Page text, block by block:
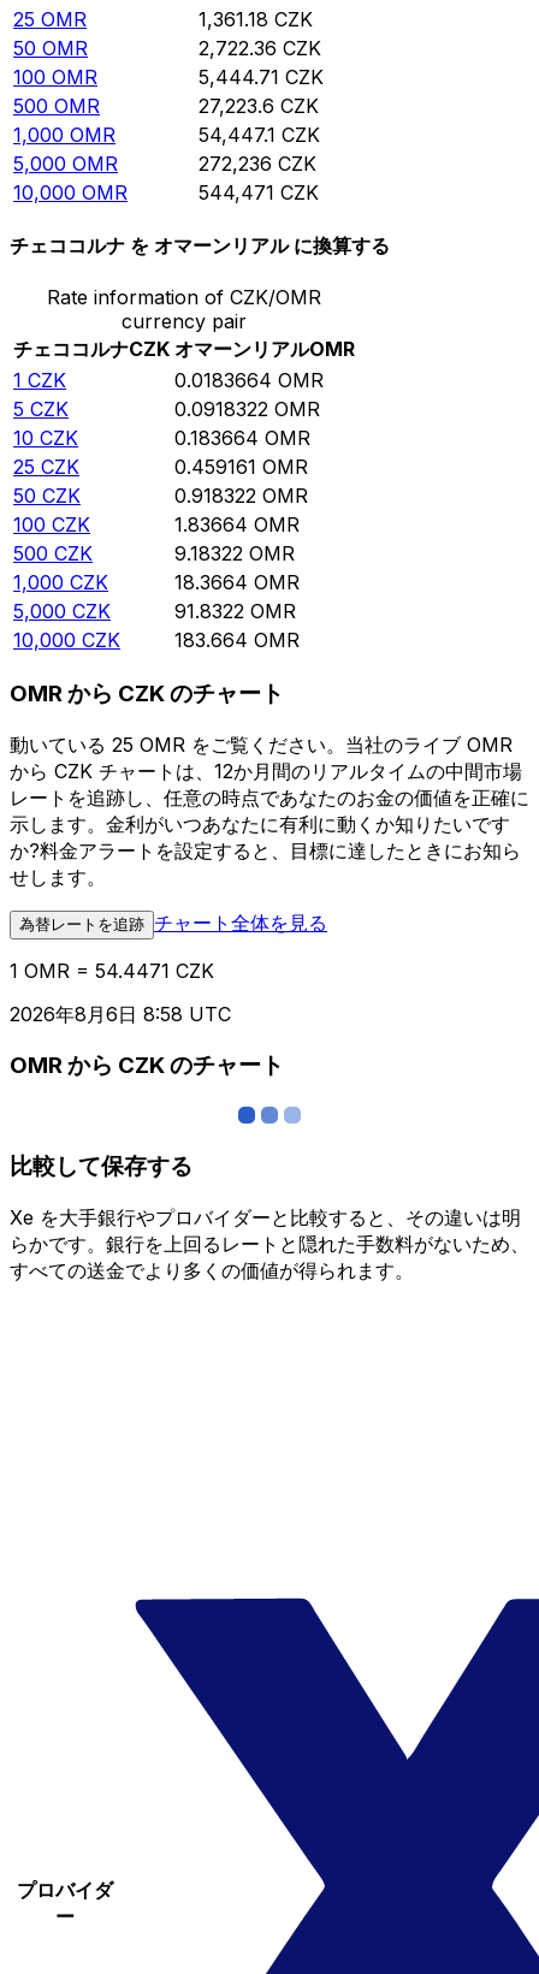
25 OMR 1,361.18 CZK
50 OMR 2,722.36 CZK
100 OMR 5,444.71 CZK
500 OMR 27,223.6 CZK
1,000 OMR 54,447.1 CZK
5,000 OMR 272,236 CZK
10,000 OMR 544,471 CZK
チェココルナ を オマーンリアル に換算する
Rate information of CZK/OMR
currency pair
チェココルナCZK オマーンリアルOMR
1 CZK 0.0183664 OMR
5 CZK 0.0918322 OMR
10 CZK 0.183664 OMR
25 CZK 0.459161 OMR
50 CZK 0.918322 OMR
100 CZK 1.83664 OMR
500 CZK 9.18322 OMR
1,000 CZK 18.3664 OMR
5,000 CZK 91.8322 OMR
10,000 CZK 183.664 OMR
OMR から CZK のチャート
動いている 25 OMR をご覧ください。当社のライブ OMR
から CZK チャートは、12か月間のリアルタイムの中間市場
レートを追跡し、任意の時点であなたのお金の価値を正確に
示します。金利がいつあなたに有利に動くか知りたいです
か?料金アラートを設定すると、目標に達したときにお知ら
せします。
為替レートを追跡 チャート全体を見る
1 OMR = 54.4471 CZK
2026年8月6日 8:58 UTC
OMR から CZK のチャート
比較して保存する
Xe を大手銀行やプロバイダーと比較すると、その違いは明
らかです。銀行を上回るレートと隠れた手数料がないため、
すべての送金でより多くの価値が得られます。
プロバイダ
ー